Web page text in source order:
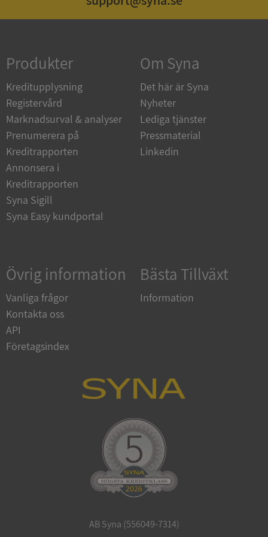
Produkter
Kreditupplysning
Registervård
Marknadsurval & analyser
Prenumerera på
Kreditrapporten
Annonsera i
Kreditrapporten
Syna Sigill
Syna Easy kundportal
Om Syna
Det här är Syna
Nyheter
Lediga tjänster
Pressmaterial
Linkedin
Övrig information
Vanliga frågor
Kontakta oss
API
Företagsindex
Bästa Tillväxt
Information
AB Syna (556049-7314)
Strikt nödvändiga kakor tillåter
och kontohantering. Webbplatsen kan inte
användas ordentligt utan strikt nödvändiga cookies.
Namn
Leverantör
Domän
__RequestVerificationToken
Microsoft
VISITOR_PRIVACY_METADATA
YouTube
ASP.NET_SessionId
Microsoft
Corporation
de.syna.se
ARRAffinity
Microsoft
Privacy Policy